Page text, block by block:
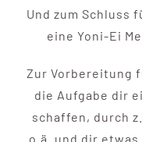
Und zum Schluss
eine Yoni-Ei
Zur Vorbereitung
die Aufgabe dir
schaffen, durch
o.ä. und dir